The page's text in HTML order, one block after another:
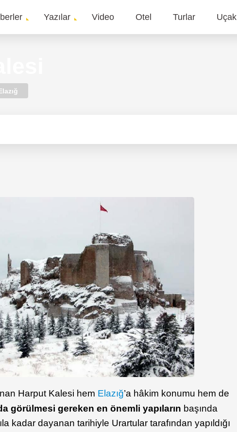
Yazılar Video Otel Turlar Uçak
Harput Kalesi hem Elazığ’a hâkim konumu hem de
görülmesi gereken en önemli yapıların başında
kadar dayanan tarihiyle Urartular tarafından yapıldığı